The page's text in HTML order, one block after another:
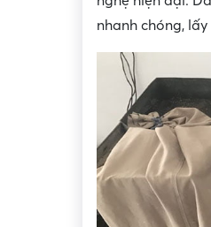
nhanh chóng, lấy